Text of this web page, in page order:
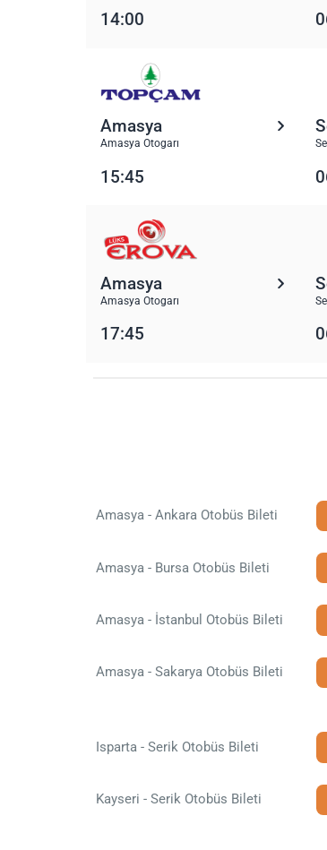
14:00
Amasya
Amasya Otogarı
15:45
Amasya
Amasya Otogarı
17:45
Amasya - Ankara Otobüs Bileti
Amasya - Bursa Otobüs Bileti
Amasya - İstanbul Otobüs Bileti
Amasya - Sakarya Otobüs Bileti
Isparta - Serik Otobüs Bileti
Kayseri - Serik Otobüs Bileti